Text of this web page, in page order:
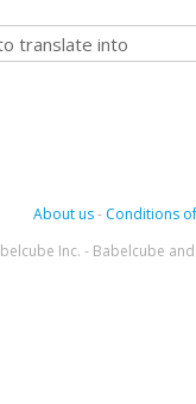
About us- Conditions
Inc. - Babelcube